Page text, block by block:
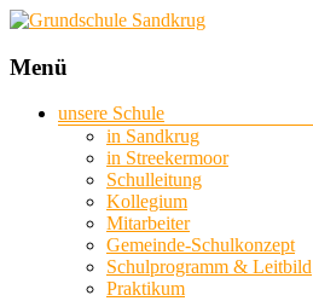
Grundschule
Streekermoor
Menü
unsere Schule
in Sandkrug
in Streekermoor
Schulleitung
Kollegium
Mitarbeiter
Gemeinde-Schulkonzept
Schulprogramm & Leitbild
Praktikum